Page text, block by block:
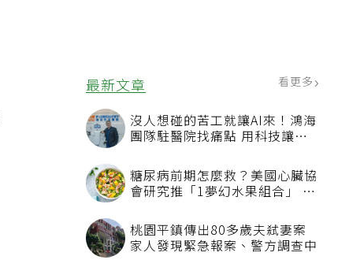
最新文章 看更多
沒人想碰的苦工就讓AI來！鴻海
團隊駐醫院找痛點 用科技讓醫
糖尿病前期怎麼救？美國心臟協
會研究推「1夢幻水果組合」 酪
桃園平鎮傳出80多歲夫弒妻案
家人發現緊急報案、警方調查中